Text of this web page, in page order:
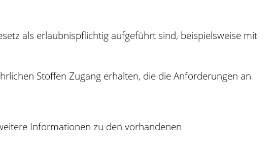
als erlaubnispflichtig aufgeführt sind, beispielsweise mit
Stoffen Zugang erhalten, die die Anforderungen an
Informationen zu den vorhandenen